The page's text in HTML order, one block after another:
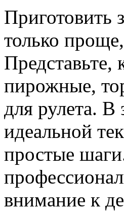
Приготовить
только
пирожные,
для рулета. В
идеальной
простые
внимание к